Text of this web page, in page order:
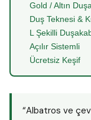
Gold / Altın
Duş Teknesi &
L Şekilli
Açılır Sistemli
Ücretsiz Keşif
“Albatros ve